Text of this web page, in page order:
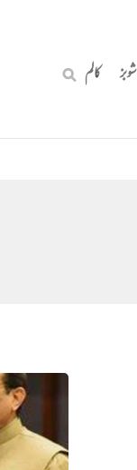
شوبز کالم